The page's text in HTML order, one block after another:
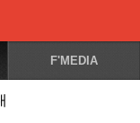
F'MEDIA